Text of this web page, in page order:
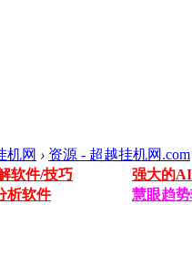
机网 › 资源 - 超越挂机网.com
软件/技巧 强大的
析软件 慧眼趋